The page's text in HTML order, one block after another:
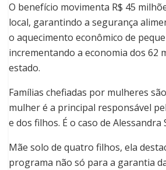
O benefício movimenta R$ 45
local, garantindo a segurança
o aquecimento econômico de
incrementando a economia dos 62
estado.
Famílias chefiadas por mulheres
mulher é a principal responsável
e dos filhos. É o caso de Alessandra
Mãe solo de quatro filhos, ela
programa não só para a garantia